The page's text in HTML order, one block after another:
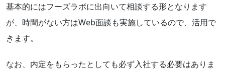
基本的にはフーズラボに出向いて相談する形となります
が、時間がない方はWeb面談も実施しているので、活用で
きます。
なお、内定をもらったとしても必ず入社する必要はありま